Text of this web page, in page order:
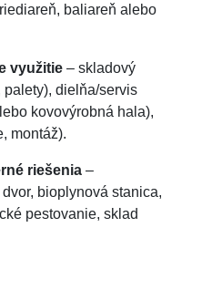
baliareň alebo
využitie – skladový
palety), dielňa/servis
kovovýrobná hala),
montáž).
riešenia –
bioplynová stanica,
pestovanie, sklad